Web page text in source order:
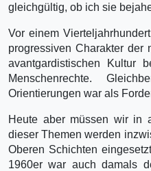
gleichgültig, ob ich sie
Vor einem
progressiven Charakter der
avantgardistischen Kultur
Menschenrechte.
Orientierungen war als
Heute aber müssen wir in
dieser Themen werden
Oberen Schichten
1960er war auch damals